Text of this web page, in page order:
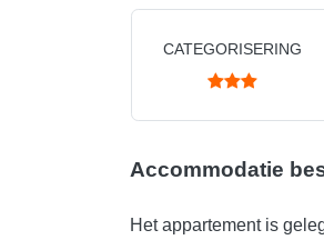
CATEGORISERING
Accommodatie
Het appartement is